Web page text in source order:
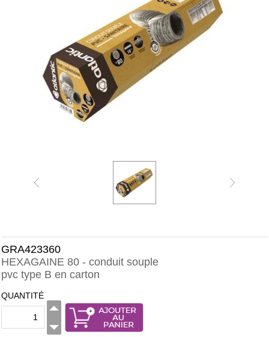
GRA423360
HEXAGAINE 80 - conduit souple
pvc type B en carton
QUANTITÉ